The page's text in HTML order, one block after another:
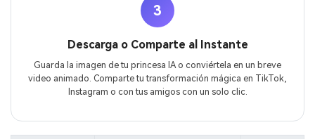
3
Descarga o Comparte al Instante
Guarda la imagen de tu princesa IA o conviértela en un breve
video animado. Comparte tu transformación mágica en TikTok,
Instagram o con tus amigos con un solo clic.